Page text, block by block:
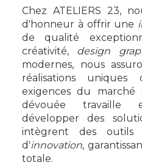
Chez ATELIERS 23,
d'honneur à offrir une
de qualité
créativité, design
modernes, nous
réalisations
exigences du
dévouée travaille
développer des
intègrent des
d'innovation,
totale.